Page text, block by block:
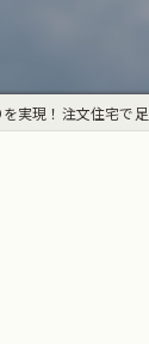
モデルハ
実現！注文住宅で